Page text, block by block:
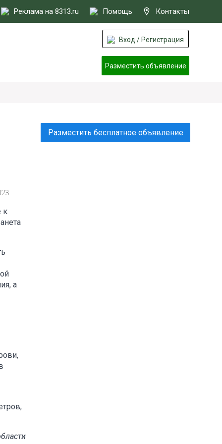
Реклама на 8313.ru Помощь Контакты
Вход / Регистрация
Разместить объявление
к
а
Разместить бесплатное объявление